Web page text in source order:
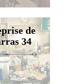
de
34